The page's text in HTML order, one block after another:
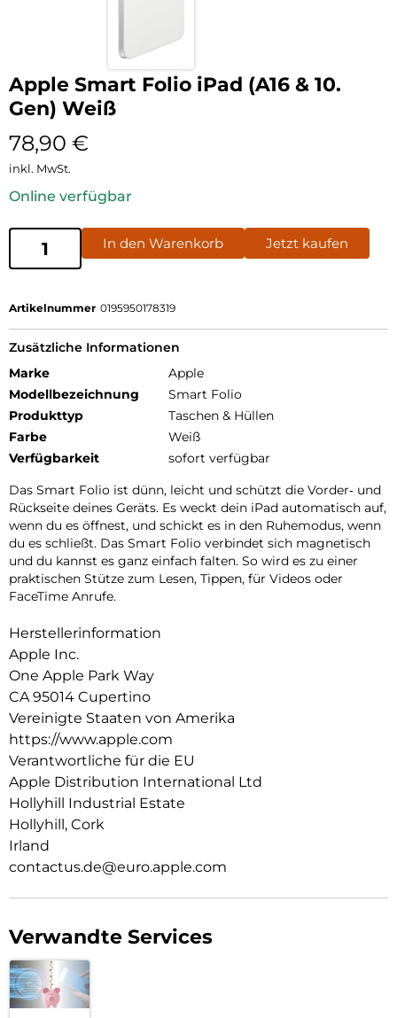
Apple Smart Folio iPad (A16 & 10.
Gen) Weiß
78,90 €
inkl. MwSt.
Online verfügbar
In den Warenkorb Jetzt kaufen
Artikelnummer 0195950178319
Zusätzliche Informationen
Marke
Apple
Modellbezeichnung
Smart Folio
Produkttyp
Taschen & Hüllen
Farbe
Weiß
Verfügbarkeit
sofort verfügbar
Das Smart Folio ist dünn, leicht und schützt die Vorder‑ und
Rückseite deines Geräts. Es weckt dein iPad auto­matisch auf,
wenn du es öffnest, und schickt es in den Ruhemodus, wenn
du es schließt. Das Smart Folio verbindet sich magnetisch
und du kannst es ganz einfach falten. So wird es zu einer
praktischen Stütze zum Lesen, Tippen, für Videos oder
FaceTime Anrufe.
Herstellerinformation
Apple Inc.
One Apple Park Way
CA 95014 Cupertino
Vereinigte Staaten von Amerika
https://www.apple.com
Verantwortliche für die EU
Apple Distribution International Ltd
Hollyhill Industrial Estate
Hollyhill, Cork
Irland
contactus.de@euro.apple.com
Verwandte Services